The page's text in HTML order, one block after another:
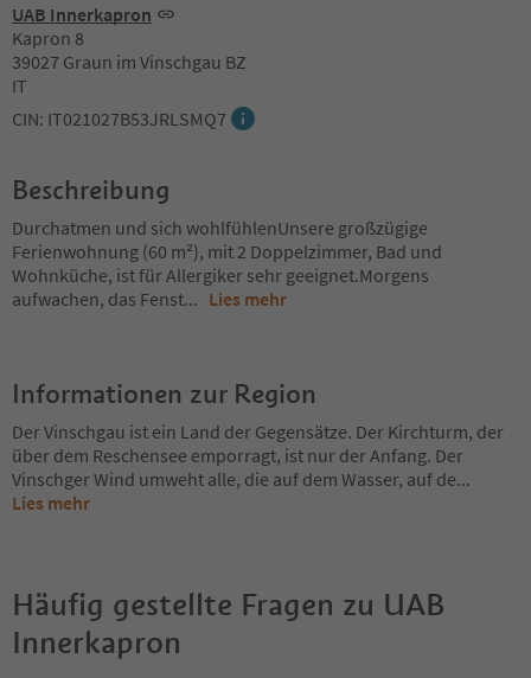
UAB Innerkapron
Kapron 8
39027 Graun im Vinschgau BZ
IT
CIN: IT021027B53JRLSMQ7
Beschreibung
Durchatmen und sich wohlfühlenUnsere großzügige
Ferienwohnung (60 m²), mit 2 Doppelzimmer, Bad und
Wohnküche, ist für Allergiker sehr geeignet.Morgens
aufwachen, das Fenst... Lies mehr
Informationen zur Region
Der Vinschgau ist ein Land der Gegensätze. Der Kirchturm, der
über dem Reschensee emporragt, ist nur der Anfang. Der
Vinschger Wind umweht alle, die auf dem Wasser, auf de...
Lies mehr
Häufig gestellte Fragen zu UAB
Innerkapron